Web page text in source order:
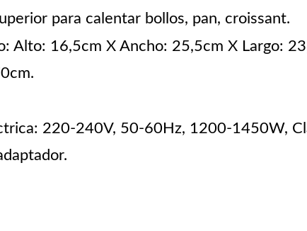
para calentar bollos, pan, croissant.
Alto: 16,5cm X Ancho: 25,5cm X Largo:
220-240V, 50-60Hz, 1200-1450W,